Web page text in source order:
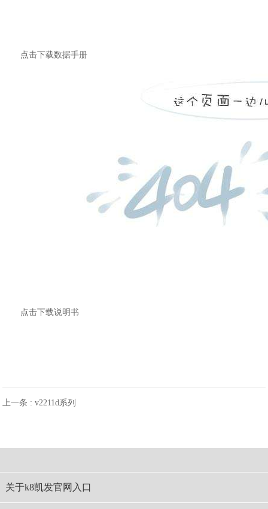
点击下载数据手册
点击下载说明书
上一条 :v2211d系列
关于k8凯发官网入口